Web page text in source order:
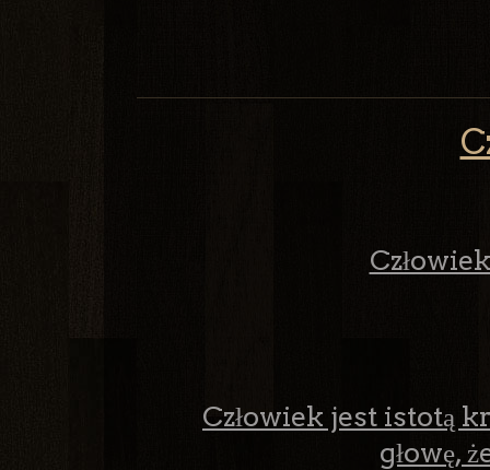
Człowiek jest istotą
głowę,